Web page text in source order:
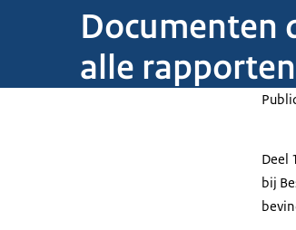
Documenten
alle
Deel
bij